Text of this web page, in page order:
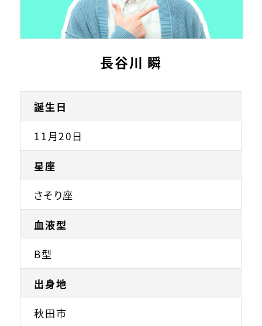
長谷川 瞬
誕生日
11月20日
星座
さそり座
血液型
B型
出身地
秋田市